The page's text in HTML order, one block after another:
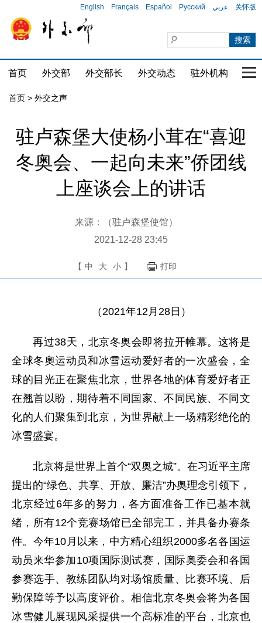
English Français Español Русский عربي 关怀版
首页 外交部 外交部长 外交动态 驻外机构 国
首页 > 外交之声
驻卢森堡大使杨小茸在“喜迎
冬奥会、一起向未来”侨团线
上座谈会上的讲话
来源：（驻卢森堡使馆）
2021-12-28 23:45
【 中 大 小 】 打印
（2021年12月28日）
再过38天，北京冬奥会即将拉开帷幕。这将是
全球冬奧运动员和冰雪运动爱好者的一次盛会，全
球的目光正在聚焦北京，世界各地的体育爱好者正
在翘首以盼，期待着不同国家、不同民族、不同文
化的人们聚集到北京，为世界献上一场精彩绝伦的
冰雪盛宴。
北京将是世界上首个“双奥之城”。在习近平主席
提出的“绿色、共享、开放、廉洁”办奥理念引领下，
北京经过6年多的努力，各方面准备工作已基本就
绪，所有12个竞赛场馆已全部完工，并具备办赛条
件。今年10月以来，中方精心组织2000多名各国运
动员来华参加10项国际测试赛，国际奥委会和各国
参赛选手、教练团队均对场馆质量、比赛环境、后
勤保障等予以高度评价。相信北京冬奥会将为各国
冰雪健儿展现风采提供一个高标准的平台，北京也